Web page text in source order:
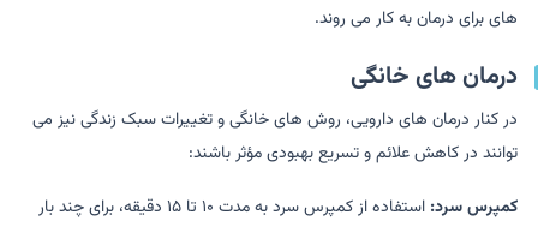
های برای درمان به کار می روند.
درمان های خانگی
در کنار درمان های دارویی، روش های خانگی و تغییرات سبک زندگی نیز می
توانند در کاهش علائم و تسریع بهبودی مؤثر باشند:
کمپرس سرد:
استفاده از کمپرس سرد به مدت ۱۰ تا ۱۵ دقیقه، برای چند بار